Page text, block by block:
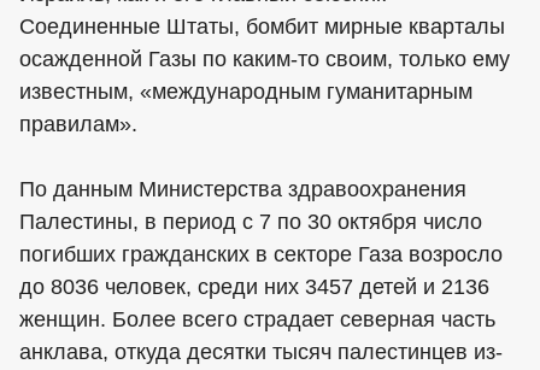
Соединенные Штаты, бомбит мирные кварталы
осажденной Газы по каким-то своим, только ему
известным, «международным гуманитарным
правилам».
По данным Министерства здравоохранения
Палестины, в период с 7 по 30 октября число
погибших гражданских в секторе Газа возросло
до 8036 человек, среди них 3457 детей и 2136
женщин. Более всего страдает северная часть
анклава, откуда десятки тысяч палестинцев из-